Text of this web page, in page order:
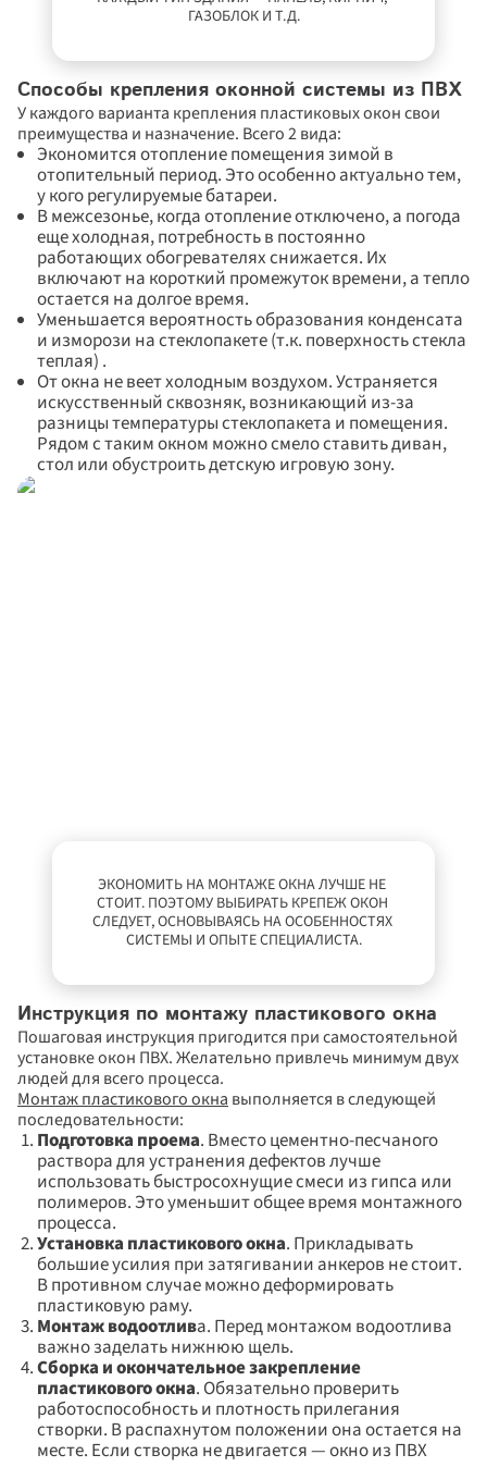
ГАЗОБЛОК И Т.Д.
Способы крепления оконной системы из ПВХ
У каждого варианта крепления пластиковых окон свои
преимущества и назначение. Всего 2 вида:
Экономится отопление помещения зимой в
отопительный период. Это особенно актуально тем,
у кого регулируемые батареи.
В межсезонье, когда отопление отключено, а погода
еще холодная, потребность в постоянно
работающих обогревателях снижается. Их
включают на короткий промежуток времени, а тепло
остается на долгое время.
Уменьшается вероятность образования конденсата
и изморози на стеклопакете (т.к. поверхность стекла
теплая) .
От окна не веет холодным воздухом. Устраняется
искусственный сквозняк, возникающий из-за
разницы температуры стеклопакета и помещения.
Рядом с таким окном можно смело ставить диван,
стол или обустроить детскую игровую зону.
ЭКОНОМИТЬ НА МОНТАЖЕ ОКНА ЛУЧШЕ НЕ
СТОИТ. ПОЭТОМУ ВЫБИРАТЬ КРЕПЕЖ ОКОН
СЛЕДУЕТ, ОСНОВЫВАЯСЬ НА ОСОБЕННОСТЯХ
СИСТЕМЫ И ОПЫТЕ СПЕЦИАЛИСТА.
Инструкция по монтажу пластикового окна
Пошаговая инструкция пригодится при самостоятельной
установке окон ПВХ. Желательно привлечь минимум двух
людей для всего процесса.
Монтаж пластикового окна выполняется в следующей
последовательности:
Подготовка проема. Вместо цементно-песчаного
раствора для устранения дефектов лучше
использовать быстросохнущие смеси из гипса или
полимеров. Это уменьшит общее время монтажного
процесса.
Установка пластикового окна. Прикладывать
большие усилия при затягивании анкеров не стоит.
В противном случае можно деформировать
пластиковую раму.
Монтаж водоотлива. Перед монтажом водоотлива
важно заделать нижнюю щель.
Сборка и окончательное закрепление
пластикового окна. Обязательно проверить
работоспособность и плотность прилегания
створки. В распахнутом положении она остается на
месте. Если створка не двигается — окно из ПВХ